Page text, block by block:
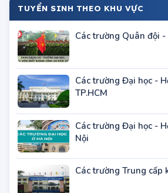
TUYỂN SINH THEO KHU VỰC
TP.HCM
Nội